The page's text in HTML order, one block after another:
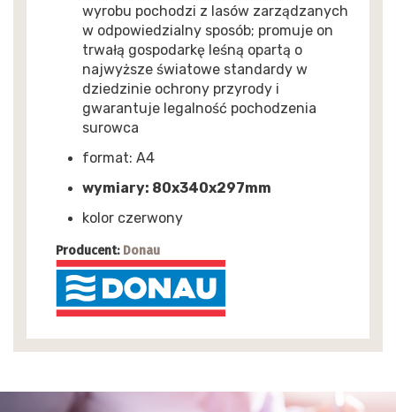
wyrobu pochodzi z lasów zarządzanych
w odpowiedzialny sposób; promuje on
trwałą gospodarkę leśną opartą o
najwyższe światowe standardy w
dziedzinie ochrony przyrody i
gwarantuje legalność pochodzenia
surowca
format: A4
wymiary: 80x340x297mm
kolor czerwony
Producent: Donau